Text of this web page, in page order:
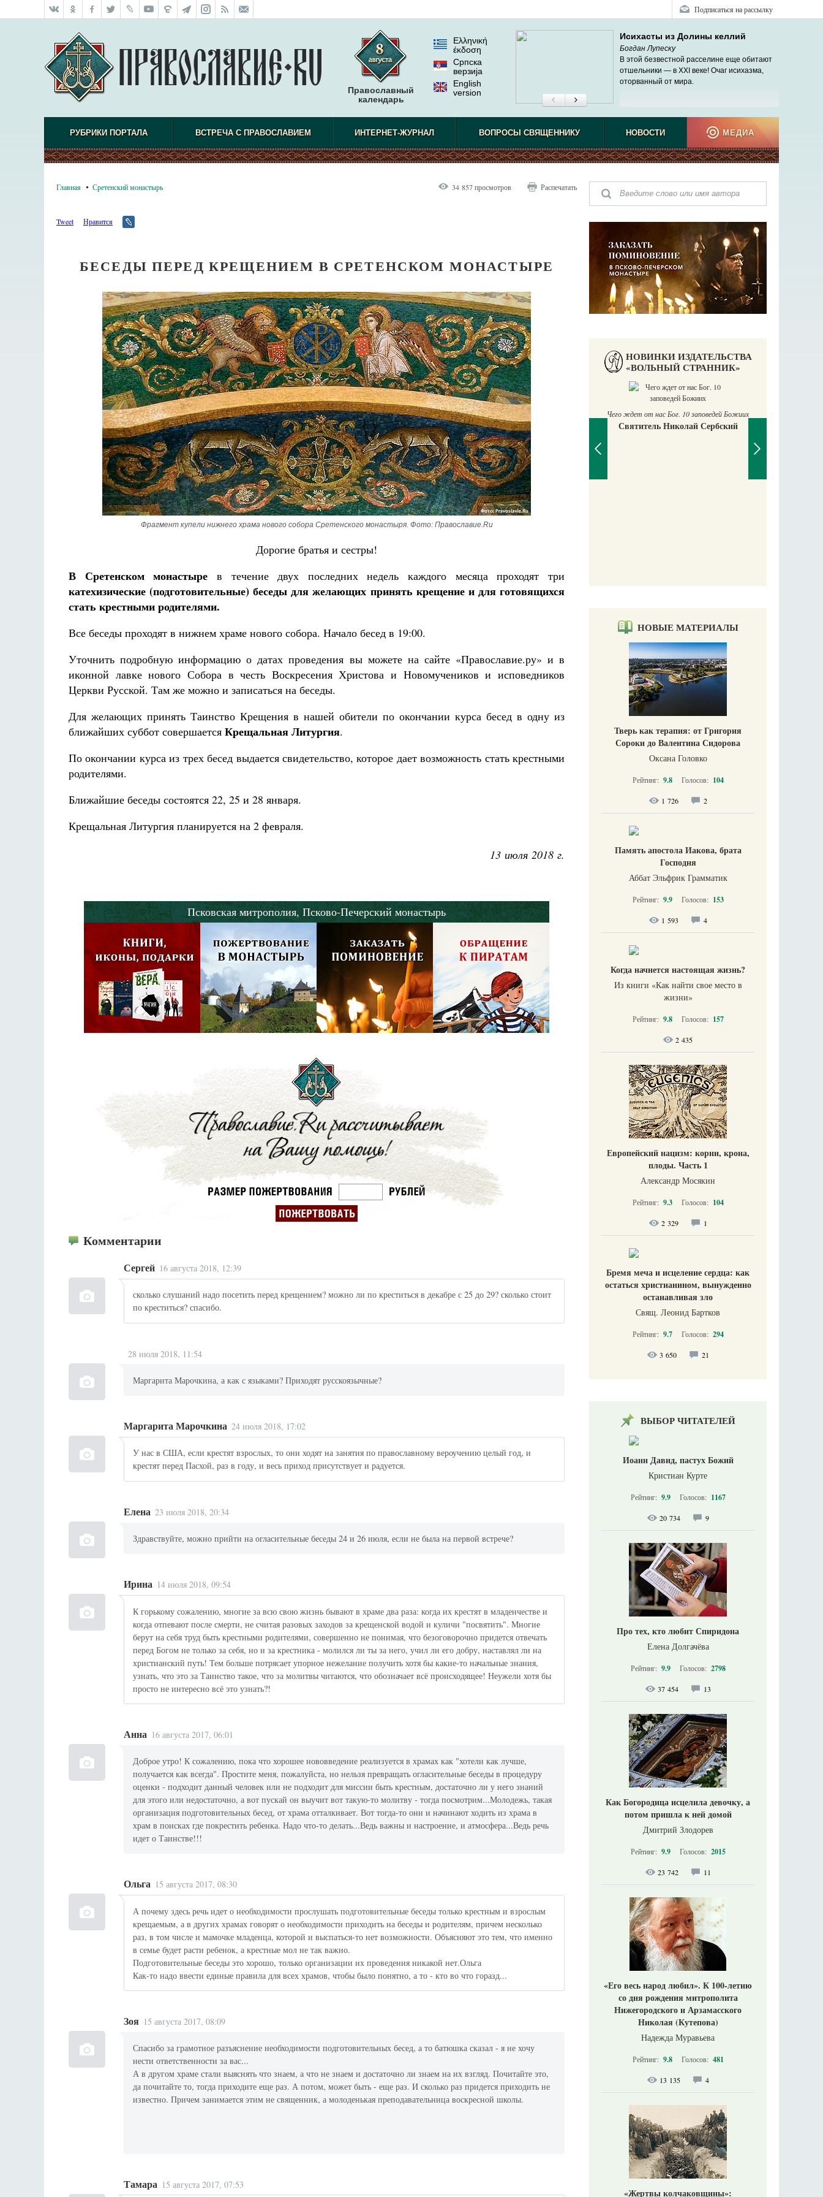
Подписаться на рассылку
Православный
календарь
Ελληνική
έκδοση
Српска
верзиjа
English
version
Исихасты из Долины келлий
Богдан Лупеску
В этой безвестной расселине еще обитают
отшельники — в XXI веке! Очаг исихазма,
оторванный от мира.
РУБРИКИ ПОРТАЛА ВСТРЕЧА С ПРАВОСЛАВИЕМ ИНТЕРНЕТ-ЖУРНАЛ ВОПРОСЫ СВЯЩЕННИКУ НОВОСТИ МЕДИА
Главная Сретенский монастырь 34 857 просмотров Распечатать
Tweet Нравится
БЕСЕДЫ ПЕРЕД КРЕЩЕНИЕМ В СРЕТЕНСКОМ МОНАСТЫРЕ
Фрагмент купели нижнего храма нового собора Сретенского монастыря. Фото: Православие.Ru
Дорогие братья и сестры!
В Сретенском монастыре в течение двух последних недель каждого месяца проходят три
катехизические (подготовительные) беседы для желающих принять крещение и для готовящихся
стать крестными родителями.
Все беседы проходят в нижнем храме нового собора. Начало бесед в 19:00.
Уточнить подробную информацию о датах проведения вы можете на сайте «Православие.ру» и в
иконной лавке нового Собора в честь Воскресения Христова и Новомучеников и исповедников
Церкви Русской. Там же можно и записаться на беседы.
Для желающих принять Таинство Крещения в нашей обители по окончании курса бесед в одну из
ближайших суббот совершается Крещальная Литургия.
По окончании курса из трех бесед выдается свидетельство, которое дает возможность стать крестными
родителями.
Ближайшие беседы состоятся 22, 25 и 28 января.
Крещальная Литургия планируется на 2 февраля.
13 июля 2018 г.
Псковская митрополия, Псково-Печерский монастырь
Комментарии
Сергей 16 августа 2018, 12:39
сколько слушаний надо посетить перед крещением? можно ли по креститься в декабре с 25 до 29? сколько стоит
по креститься? спасибо.
28 июля 2018, 11:54
Маргарита Марочкина, а как с языками? Приходят русскоязычные?
Маргарита Марочкина 24 июля 2018, 17:02
У нас в США, если крестят взрослых, то они ходят на занятия по православному вероучению целый год, и
крестят перед Пасхой, раз в году, и весь приход присутствует и радуется.
Елена 23 июля 2018, 20:34
Здравствуйте, можно прийти на огласительные беседы 24 и 26 июля, если не была на первой встрече?
Ирина 14 июля 2018, 09:54
К горькому сожалению, многие за всю свою жизнь бывают в храме два раза: когда их крестят в младенчестве и
когда отпевают после смерти, не считая разовых заходов за крещенской водой и куличи "посвятить". Многие
берут на себя труд быть крестными родителями, совершенно не понимая, что безоговорочно придется отвечать
перед Богом не только за себя, но и за крестника - молился ли ты за него, учил ли его добру, наставлял ли на
христианский путь! Тем больше потрясает упорное нежелание получить хотя бы какие-то начальные знания,
узнать, что это за Таинство такое, что за молитвы читаются, что обозначает всё происходящее! Неужели хотя бы
просто не интересно всё это узнать?!
Анна 16 августа 2017, 06:01
Доброе утро! К сожалению, пока что хорошее нововведение реализуется в храмах как "хотели как лучше,
получается как всегда". Простите меня, пожалуйста, но нельзя превращать огласительные беседы в процедуру
оценки - подходит данный человек или не подходит для миссии быть крестным, достаточно ли у него знаний
для этого или недостаточно, а вот пускай он выучит вот такую-то молитву - тогда посмотрим...Молодежь, такая
организация подготовительных бесед, от храма отталкивает. Вот тогда-то они и начинают ходить из храма в
храм в поисках где покрестить ребенка. Надо что-то делать...Ведь важны и настроение, и атмосфера...Ведь речь
идет о Таинстве!!!
Ольга 15 августа 2017, 08:30
А почему здесь речь идет о необходимости прослушать подготовительные беседы только крестным и взрослым
крещаемым, а в других храмах говорят о необходимости приходить на беседы и родителям, причем несколько
раз, в том числе и мамочке младенца, которой и выспаться-то нет возможности. Объясняют это тем, что именно
в семье будет расти ребенок, а крестные мол не так важно.
Подготовительные беседы это хорошо, только организации их проведения никакой нет.Ольга
Как-то надо ввести единые правила для всех храмов, чтобы было понятно, а то - кто во что горазд...
Зоя 15 августа 2017, 08:09
Спасибо за грамотное разъяснение необходимости подготовительных бесед, а то батюшка сказал - я не хочу
нести ответственности за вас...
А в другом храме стали выяснять что знаем, а что не знаем и достаточно ли знаем на их взгляд. Почитайте это,
да почитайте то, тогда приходите еще раз. А потом, может быть - еще раз. И сколько раз придется приходить не
известно. Причем занимается этим не священник, а молоденькая преподавательница воскресной школы.
Тамара 15 августа 2017, 07:53
НОВИНКИ ИЗДАТЕЛЬСТВА
«ВОЛЬНЫЙ СТРАННИК»
Как найти своё место в жизни
Великомученик Георгий Победоносец. Научись у
святого
Роман Котов
Чего ждет от нас Бог. 10 заповедей Божиих
Святитель Николай Сербский
НОВЫЕ МАТЕРИАЛЫ
Тверь как терапия: от Григория
Сороки до Валентина Сидорова
Оксана Головко
Рейтинг: 9.8 Голосов: 104
1 726 2
Память апостола Иакова, брата
Господня
Аббат Эльфрик Грамматик
Рейтинг: 9.9 Голосов: 153
1 593 4
Когда начнется настоящая жизнь?
Из книги «Как найти свое место в
жизни​»
Рейтинг: 9.8 Голосов: 157
2 435
Европейский нацизм: корни, крона,
плоды. Часть 1
Александр Мосякин
Рейтинг: 9.3 Голосов: 104
2 329 1
Бремя меча и исцеление сердца: как
остаться христианином, вынужденно
останавливая зло
Свящ. Леонид Бартков
Рейтинг: 9.7 Голосов: 294
3 650 21
ВЫБОР ЧИТАТЕЛЕЙ
Иоанн Давид, пастух Божий
Кристиан Курте
Рейтинг: 9.9 Голосов: 1167
20 734 9
Про тех, кто любит Спиридона
Елена Долгачёва
Рейтинг: 9.9 Голосов: 2798
37 454 13
Как Богородица исцелила девочку, а
потом пришла к ней домой
Дмитрий Злодорев
Рейтинг: 9.9 Голосов: 2015
23 742 11
«Его весь народ любил». К 100-летию
со дня рождения митрополита
Нижегородского и Арзамасского
Николая (Кутепова)
Надежда Муравьева
Рейтинг: 9.8 Голосов: 481
13 135 4
«Жертвы колчаковщины»: